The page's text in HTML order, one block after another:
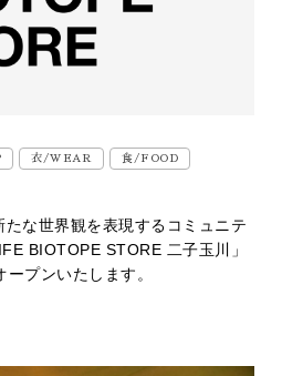
衣/WEAR 食/FOOD
たな世界観を表現するコミュニテ
BIOTOPE STORE 二子玉川」
プンいたします。